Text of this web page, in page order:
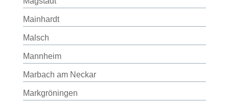
Mainhardt
Malsch
Mannheim
Marbach am Neckar
Markgröningen